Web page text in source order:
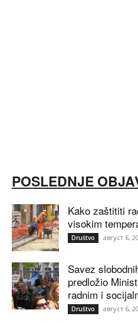
POSLEDNJE
Kako zaštititi
visokim
Društvo август 6,
Savez
predložio
radnim i
Društvo август 6,